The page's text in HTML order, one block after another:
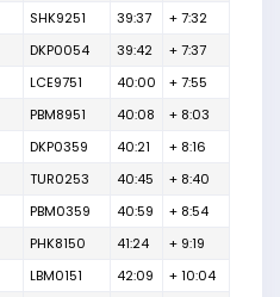
SHK9251 39:37
+ 7:32
DKP0054 39:42
+ 7:37
LCE9751 40:00
+ 7:55
PBM8951 40:08
+ 8:03
DKP0359 40:21
+ 8:16
TUR0253 40:45
+ 8:40
PBM0359 40:59
+ 8:54
PHK8150 41:24
+ 9:19
LBM0151 42:09
+ 10:04